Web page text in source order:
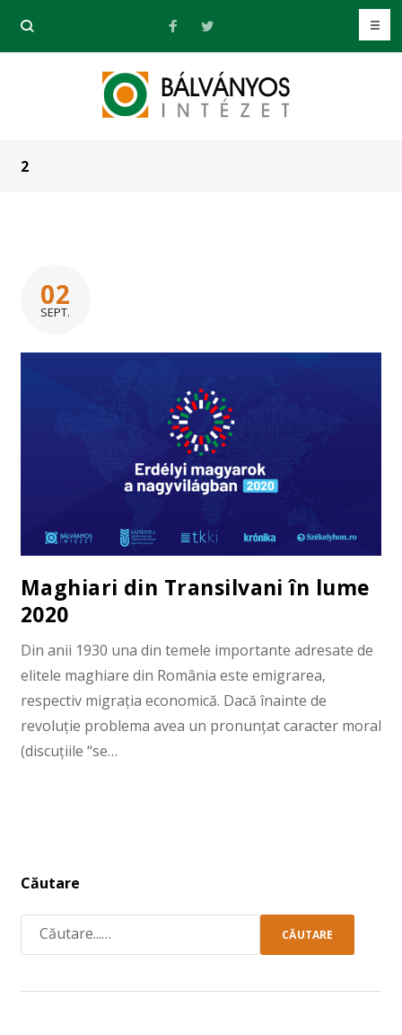
2
02
SEPT.
Maghiari din Transilvani în lume
2020
Din anii 1930 una din temele importante adresate de
elitele maghiare din România este emigrarea,
respectiv migrația economică. Dacă înainte de
revoluție problema avea un pronunțat caracter moral
(discuțiile “se…
Căutare
CĂUTARE